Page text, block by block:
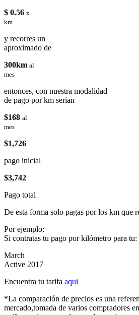
$ 0.56 x
km
y recorres un
aproximado de
300km al
mes
entonces, con nuestra modalidad
de pago por km serían
$168 al
mes
$1,726
pago inicial
$3,742
Pago total
De esta forma solo pagas por los km que
Por ejemplo:
Si contratas tu pago por kilómetro para tu:
March
Active 2017
Encuentra tu tarifa aqui
*La comparación de precios es una
mercado,tomada de varios compradores